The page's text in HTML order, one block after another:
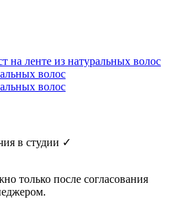
в студии ✓
только после согласования